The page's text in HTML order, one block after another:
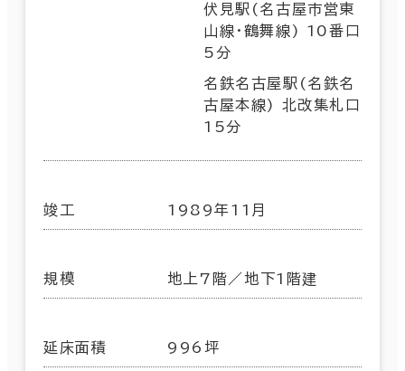
伏見駅(名古屋市営東
山線･鶴舞線) 10番口
5分
名鉄名古屋駅(名鉄名
古屋本線) 北改集札口
15分
竣工 1989年11月
規模 地上7階／地下1階建
延床面積 996坪